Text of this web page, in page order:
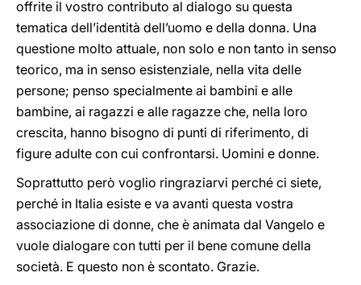
offrite il vostro contributo al dialogo su questa
tematica dell’identità dell’uomo e della donna. Una
questione molto attuale, non solo e non tanto in senso
teorico, ma in senso esistenziale, nella vita delle
persone; penso specialmente ai bambini e alle
bambine, ai ragazzi e alle ragazze che, nella loro
crescita, hanno bisogno di punti di riferimento, di
figure adulte con cui confrontarsi. Uomini e donne.
Soprattutto però voglio ringraziarvi perché ci siete,
perché in Italia esiste e va avanti questa vostra
associazione di donne, che è animata dal Vangelo e
vuole dialogare con tutti per il bene comune della
società. E questo non è scontato. Grazie.